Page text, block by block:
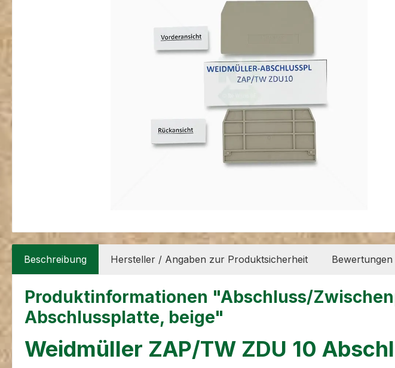
Beschreibung Hersteller / Angaben zur Produktsicherheit Bewertungen
Produktinformationen "Abschluss/
Abschlussplatte, beige"
Weidmüller ZAP/TW ZDU 10